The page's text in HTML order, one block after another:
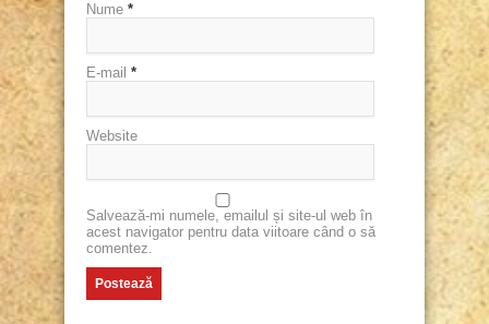
Nume *
E-mail *
Website
Salvează-mi numele, emailul și site-ul web în
acest navigator pentru data viitoare când o să
comentez.